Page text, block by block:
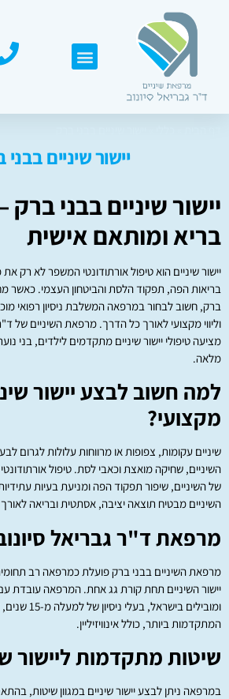
יישור שיניים
יישור שיניים בבני ברק
בריא ומותאם אישית
יישור שיניים הוא טיפול אורתודונטי המשפר לא רק
בריאות הפה, תפקוד הלסת והביטחון העצמי. כאשר
ברק, חשוב לבחור במרפאה המשלבת ניסיון רפואי
וליווי מקצועי לאורך כל הדרך. מרפאת השיניים של
מציעה טיפולי יישור שיניים מתקדמים לילדים, בני
מלאה.
למה חשוב לבצע יישור
מקצועי?
שיניים עקומות, צפופות או מרווחות עלולות לגרום
השיניים, שחיקה מואצת וכאבי לסת. טיפול
של השיניים, שיפור תפקוד הפה ומניעת בעיות
השיניים מבטיח תוצאה יציבה, אסתטית ובריאה לאורך
מרפאת ד"ר גבריאל
מרפאת השיניים בבני ברק פועלת כמרפאה רב
יישור השיניים תחת קורת גג אחת. המרפאה עובדת
ומובילים
המתקדמות ביותר, כולל אינוויזיליין.
שיטות מתקדמות ליישור
במרפאה ניתן לבצע יישור שיניים במגוון שיטות,